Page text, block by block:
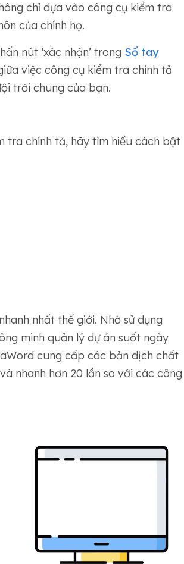
chỉ dựa vào công cụ kiểm tra
của chính họ.
nút ‘xác nhận’ trong Sổ tay
việc công cụ kiểm tra chính tả
trời chung của bạn.
tra chính tả, hãy tìm hiểu cách bật
nhất thế giới. Nhờ sử dụng
minh quản lý dự án suốt ngày
cung cấp các bản dịch chất
nhanh hơn 20 lần so với các công